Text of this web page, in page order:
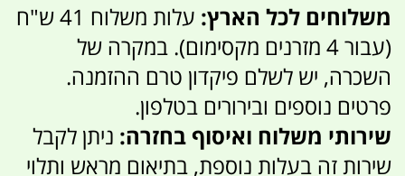
משלוחים לכל הארץ:
עלות משלוח 41 ש"ח
(עבור 4 מזרנים מקסימום). במקרה של
השכרה, יש לשלם פיקדון טרם ההזמנה.
פרטים נוספים ובירורים בטלפון.
שירותי משלוח ואיסוף בחזרה: ניתן לקבל
שירות זה בעלות נוספת, בתיאום מראש ותלוי